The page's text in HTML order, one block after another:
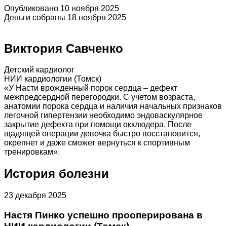
Опубликовано 10 ноября 2025
Деньги собраны 18 ноября 2025
Виктория Савченко
Детский кардиолог
НИИ кардиологии (Томск)
«У Насти врожденный порок сердца – дефект
межпредсердной перегородки. С учетом возраста,
анатомии порока сердца и наличия начальных признаков
легочной гипертензии необходимо эндоваскулярное
закрытие дефекта при помощи окклюдера. После
щадящей операции девочка быстро восстановится,
окрепнет и даже сможет вернуться к спортивным
тренировкам».
История болезни
23 декабря 2025
Настя Пинко успешно прооперирована в